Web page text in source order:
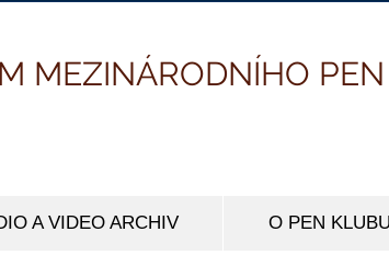
MEZINÁRODNÍHO
A VIDEO ARCHIV O PEN KLUBU